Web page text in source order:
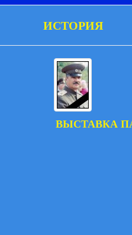
ИСТОРИЯ
ВЫСТАВКА